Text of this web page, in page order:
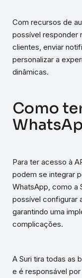
Com recursos de
possível responder
clientes, enviar
personalizar a
dinâmicas.
Como
Para ter acesso à
podem se integrar
WhatsApp, como a
possível configurar
garantindo uma
complicações.
A Suri tira todas as
e é responsável